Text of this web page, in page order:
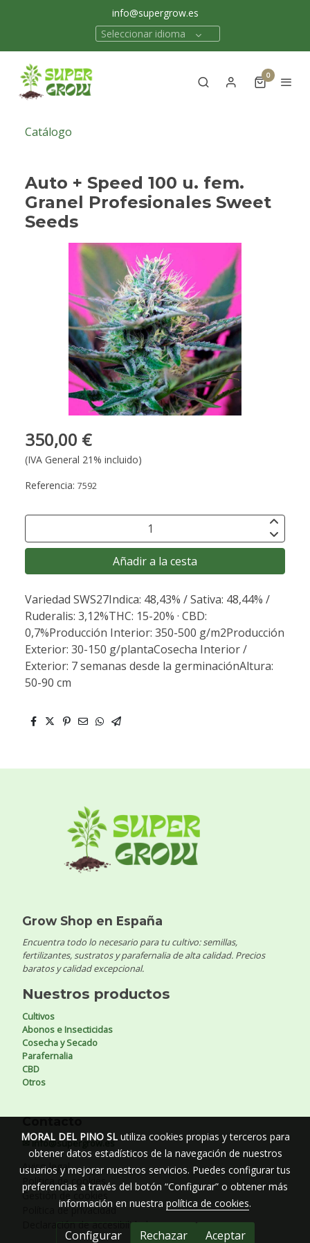
info@supergrow.es
Seleccionar idioma
0
Catálogo
Auto + Speed 100 u. fem.
Granel Profesionales Sweet
Seeds
350,00 €
(IVA General 21% incluido)
Referencia: 7592
Añadir a la cesta
Variedad SWS27Indica: 48,43% / Sativa: 48,44% /
Ruderalis: 3,12%THC: 15-20% · CBD:
0,7%Producción Interior: 350-500 g/m2Producción
Exterior: 30-150 g/plantaCosecha Interior /
Exterior: 7 semanas desde la germinaciónAltura:
50-90 cm
Grow Shop en España
Encuentra todo lo necesario para tu cultivo: semillas,
fertilizantes, sustratos y parafernalia de alta calidad. Precios
baratos y calidad excepcional.
Nuestros productos
Cultivos
Abonos e Insecticidas
Cosecha y Secado
Parafernalia
CBD
Otros
Contacto
✉ info@supergrow.es
Aviso legal
Política de cookies
Gestión de cookies
Política de privacidad
Declaración de accesibilidad
MORAL DEL PINO SLutiliza cookies propias y terceros para
obtener datos estadísticos de la navegación de nuestros
usuarios y mejorar nuestros servicios. Puedes configurar tus
preferencias a través del botón “Configurar” o obtener más
información en nuestra política de cookies.
Configurar Rechazar Aceptar